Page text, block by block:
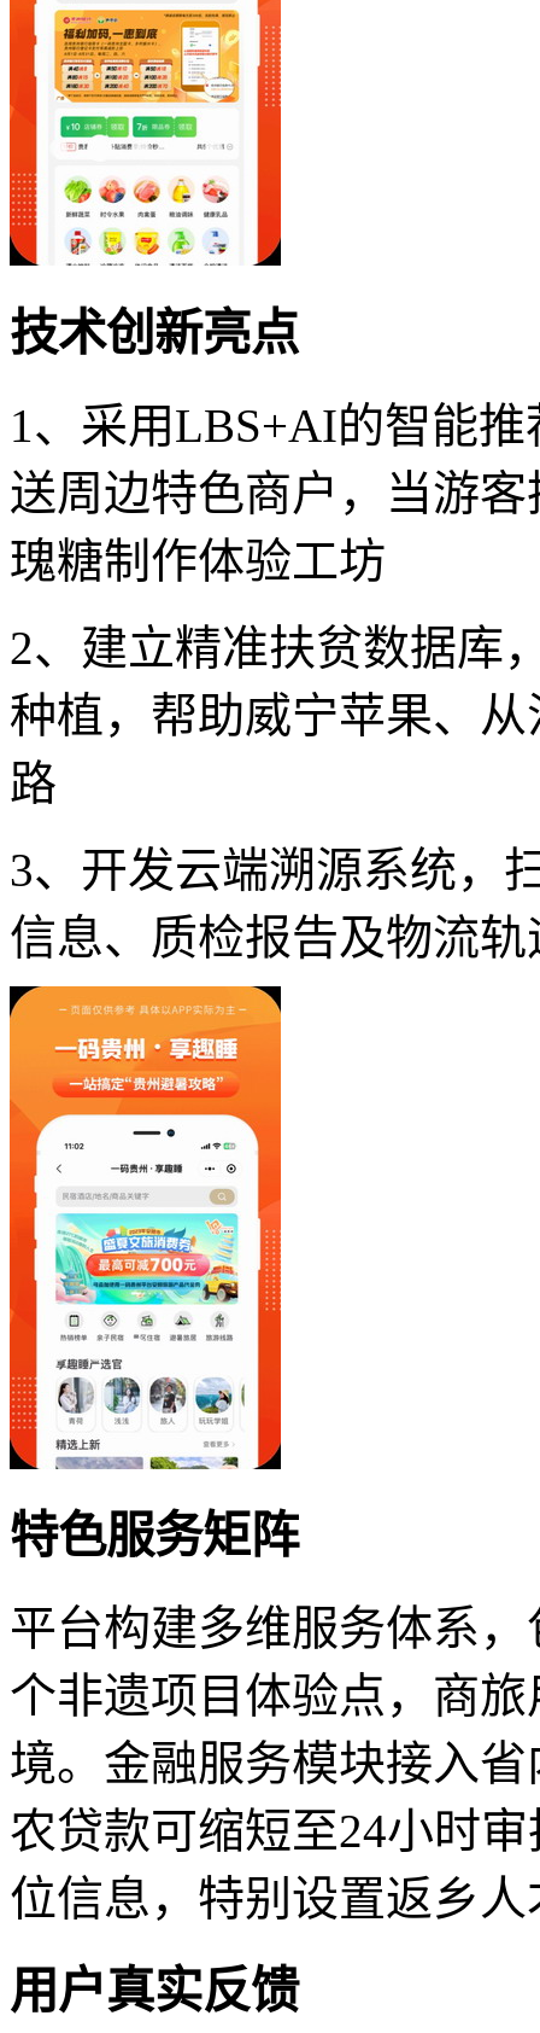
技术创新亮点
1、采用LBS+AI的智能
送周边特色商户，当游
瑰糖制作体验工坊
2、建立精准扶贫数据库
种植，帮助威宁苹果、
路
3、开发云端溯源系统，
信息、质检报告及物流轨
特色服务矩阵
平台构建多维服务体系
个非遗项目体验点，商
境。金融服务模块接入
农贷款可缩短至24小时
位信息，特别设置返乡
用户真实反馈